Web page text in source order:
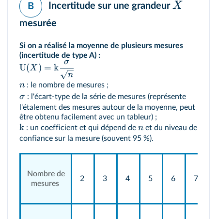
B Incertitude sur une grandeur X
mesurée
Si on a réalisé la moyenne de plusieurs mesures
(incertitude de type A) :
U(X ) = k
n
σ
n : le nombre de mesures ;
σ : l'écart-type de la série de mesures (représente
l'étalement des mesures autour de la moyenne, peut
être obtenu facilement avec un tableur) ;
k : un coefficient et qui dépend de n et du niveau de
confiance sur la mesure (souvent 95 %).
Nombre de
mesures
2 3 4 5 6 7